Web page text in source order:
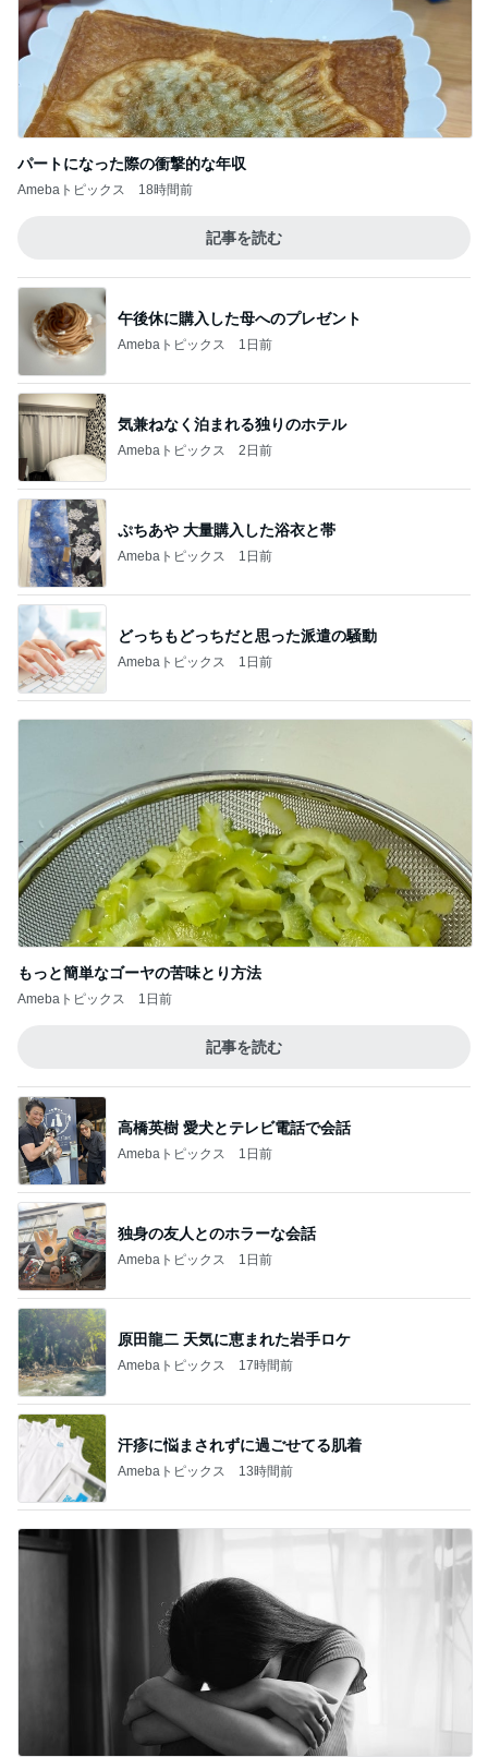
パートになった際の衝撃的な年収
Amebaトピックス 18時間前
記事を読む
午後休に購入した母へのプレゼント
Amebaトピックス 1日前
気兼ねなく泊まれる独りのホテル
Amebaトピックス 2日前
ぷちあや 大量購入した浴衣と帯
Amebaトピックス 1日前
どっちもどっちだと思った派遣の騒動
Amebaトピックス 1日前
もっと簡単なゴーヤの苦味とり方法
Amebaトピックス 1日前
記事を読む
高橋英樹 愛犬とテレビ電話で会話
Amebaトピックス 1日前
独身の友人とのホラーな会話
Amebaトピックス 1日前
原田龍二 天気に恵まれた岩手ロケ
Amebaトピックス 17時間前
汗疹に悩まされずに過ごせてる肌着
Amebaトピックス 13時間前